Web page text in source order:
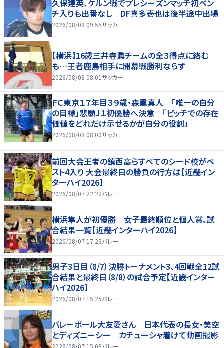
チ入りも出番なし DF喜多壱也は後半途中出場
2026/08/08 09:55サッカー
【横浜】16歳三井寺眞チームの全３得点に絡む
も…王者鹿島相手に開幕戦勝利ならず
2026/08/08 08:01サッカー
ＦＣ東京１７年目３９歳・森重真人 「唯一の自分
の目標」悲願Ｊ１初優勝へ決意 「ピッチでの存在
価値をどれだけ示せるかが自分の役割」
2026/08/08 08:00サッカー
前回大会王者の鎮西高らすべてのシード校がベ
スト4入り 大会最終日の勝負の行方は【近畿イン
ターハイ2026】
2026/08/07 22:22バレー
横浜隼人が初優勝 女子最終順位と個人賞、試
合結果一覧【近畿インターハイ2026】
2026/08/07 17:23バレー
男子3日目（8/7）決勝トーナメント3、4回戦全12試
合結果と最終日（8/8）の試合予定【近畿インター
ハイ2026】
2026/08/07 15:25バレー
バレーボール大友愛さん 日本代表の長女・美空
とディズニーシー カチューシャ着けて動画撮影
2026/08/07 15:08バレー